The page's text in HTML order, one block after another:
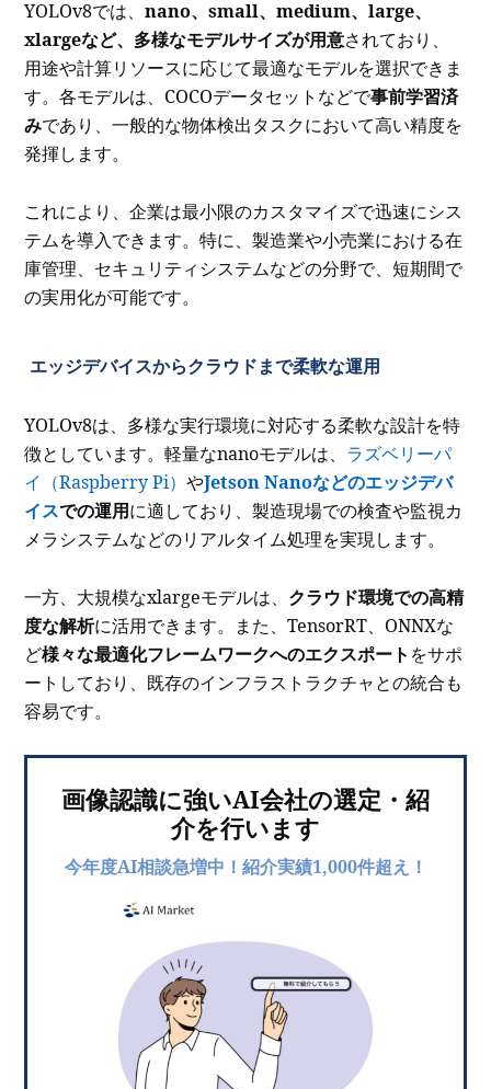
YOLOv8では、nano、small、medium、large、
xlargeなど、多様なモデルサイズが用意されており、
用途や計算リソースに応じて最適なモデルを選択できま
す。各モデルは、COCOデータセットなどで事前学習済
みであり、一般的な物体検出タスクにおいて高い精度を
発揮します。
これにより、企業は最小限のカスタマイズで迅速にシス
テムを導入できます。特に、製造業や小売業における在
庫管理、セキュリティシステムなどの分野で、短期間で
の実用化が可能です。
エッジデバイスからクラウドまで柔軟な運用
YOLOv8は、多様な実行環境に対応する柔軟な設計を特
徴としています。軽量なnanoモデルは、 ラズベリーパ
イ（Raspberry Pi）やJetson Nanoなどのエッジデバ
イスでの運用に適しており、製造現場での検査や監視カ
メラシステムなどのリアルタイム処理を実現します。
一方、大規模なxlargeモデルは、 クラウド環境での高精
度な解析に活用できます。また、TensorRT、ONNXな
ど様々な最適化フレームワークへのエクスポート をサポ
ートしており、既存のインフラストラクチャとの統合も
容易です。
画像認識に強いAI会社の選定・紹
介を行います
今年度AI相談急増中！紹介実績1,000件超え！